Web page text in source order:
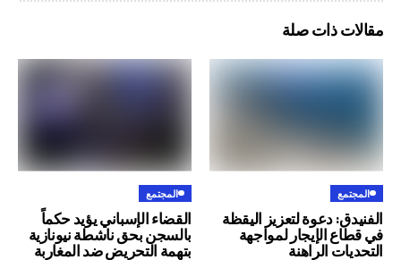
صلة
لتعزيز اليقظة
لمواجهة
القضاء الإسباني يؤيد حكماً
بالسجن بحق ناشطة نيونازية
بتهمة التحريض ضد المغاربة